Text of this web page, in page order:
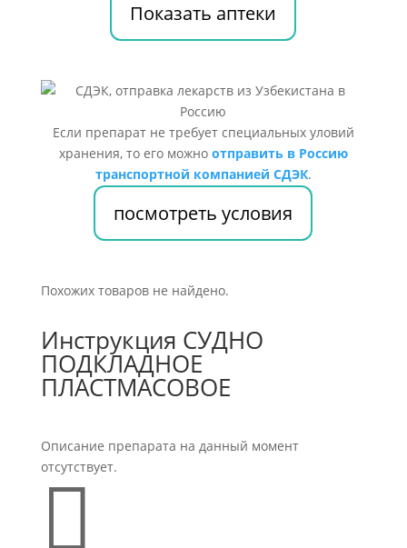
Показать аптеки
Если препарат не требует специальных уловий
хранения, то его можно отправить в Россию
транспортной компанией СДЭК.
посмотреть условия
Похожих товаров не найдено.
Инструкция СУДНО
ПОДКЛАДНОЕ
ПЛАСТМАСОВОЕ
Описание препарата на данный момент
отсутствует.
